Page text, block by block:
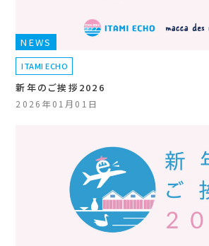
NEWS
ITAMI ECHO
新年のご挨拶2026
2026年01月01日